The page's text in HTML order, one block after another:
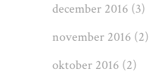
december 2016 (3)
november 2016 (2)
oktober 2016 (2)